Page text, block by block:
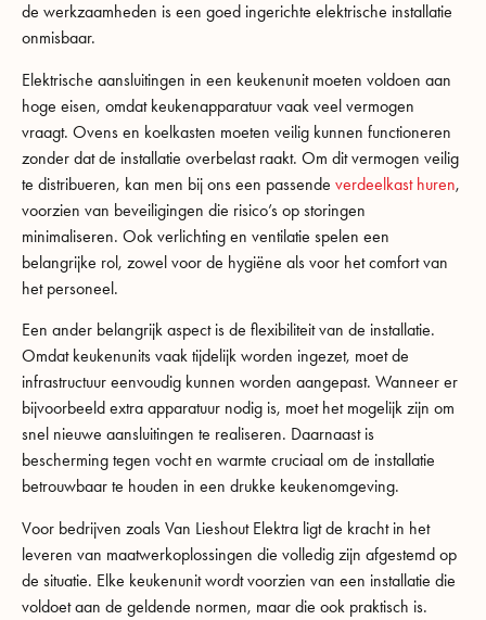
de werkzaamheden is een goed ingerichte elektrische installatie
onmisbaar.
Elektrische aansluitingen in een keukenunit moeten voldoen aan
hoge eisen, omdat keukenapparatuur vaak veel vermogen
vraagt. Ovens en koelkasten moeten veilig kunnen functioneren
zonder dat de installatie overbelast raakt. Om dit vermogen veilig
te distribueren, kan men bij ons een passende verdeelkast huren,
voorzien van beveiligingen die risico’s op storingen
minimaliseren. Ook verlichting en ventilatie spelen een
belangrijke rol, zowel voor de hygiëne als voor het comfort van
het personeel.
Een ander belangrijk aspect is de flexibiliteit van de installatie.
Omdat keukenunits vaak tijdelijk worden ingezet, moet de
infrastructuur eenvoudig kunnen worden aangepast. Wanneer er
bijvoorbeeld extra apparatuur nodig is, moet het mogelijk zijn om
snel nieuwe aansluitingen te realiseren. Daarnaast is
bescherming tegen vocht en warmte cruciaal om de installatie
betrouwbaar te houden in een drukke keukenomgeving.
Voor bedrijven zoals Van Lieshout Elektra ligt de kracht in het
leveren van maatwerkoplossingen die volledig zijn afgestemd op
de situatie. Elke keukenunit wordt voorzien van een installatie die
voldoet aan de geldende normen, maar die ook praktisch is.